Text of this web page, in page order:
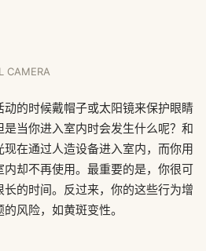
CAMERA
的时候戴帽子或太阳镜来保护眼睛
当你进入室内时会发生什么呢？和
在通过人造设备进入室内，而你用
却不再使用。最重要的是，你很可
的时间。反过来，你的这些行为增
风险，如黄斑变性。